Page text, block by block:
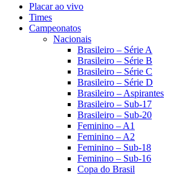
Placar ao vivo
Times
Campeonatos
Nacionais
Brasileiro – Série A
Brasileiro – Série B
Brasileiro – Série C
Brasileiro – Série D
Brasileiro – Aspirantes
Brasileiro – Sub-17
Brasileiro – Sub-20
Feminino – A1
Feminino – A2
Feminino – Sub-18
Feminino – Sub-16
Copa do Brasil